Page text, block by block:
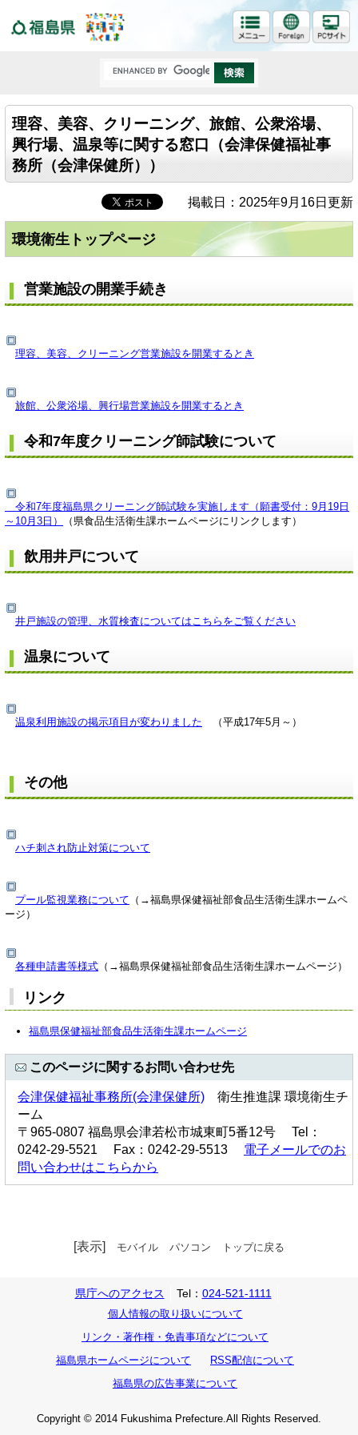
理容、美容、クリーニング、旅館、公衆浴場、
興行場、温泉等に関する窓口（会津保健福祉事
務所（会津保健所））
掲載日：2025年9月16日更新
環境衛生トップページ
営業施設の開業手続き
理容、美容、クリーニング営業施設を開業するとき
旅館、公衆浴場、興行場営業施設を開業するとき
令和7年度クリーニング師試験について
令和7年度福島県クリーニング師試験を実施します（願書受付：9月19日
～10月3日）
（県食品生活衛生課ホームページにリンクします）
飲用井戸について
井戸施設の管理、水質検査についてはこちらをご覧ください
温泉について
温泉利用施設の掲示項目が変わりました （平成17年5月～）
その他
ハチ刺され防止対策について
プール監視業務について （→福島県保健福祉部食品生活衛生課ホームペ
ージ）
各種申請書等様式 （→福島県保健福祉部食品生活衛生課ホームページ）
リンク
福島県保健福祉部食品生活衛生課ホームページ
このページに関するお問い合わせ先
会津保健福祉事務所(会津保健所) 衛生推進課 環境衛生チ
ーム
〒965-0807 福島県会津若松市城東町5番12号 Tel：
0242-29-5521 Fax：0242-29-5513 電子メールでのお
問い合わせはこちらから
[表示] モバイル パソコン トップに戻る
県庁へのアクセス Tel： 024-521-1111
個人情報の取り扱いについて
リンク・著作権・免責事項などについて
福島県ホームページについて
RSS配信について
福島県の広告事業について
Copyright © 2014 Fukushima Prefecture.All Rights Reserved.